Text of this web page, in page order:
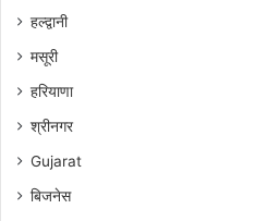
हल्द्वानी
मसूरी
हरियाणा
श्रीनगर
Gujarat
बिजनेस